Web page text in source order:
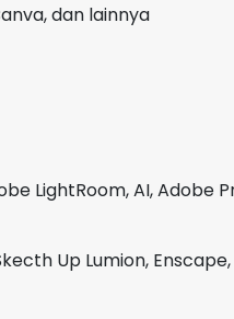
dan lainnya
LightRoom, AI, Adobe
Up Lumion,